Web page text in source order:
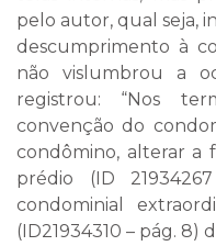
pelo autor, qual seja,
descumprimento à
não vislumbrou a
registrou: “Nos
convenção do
condômino, alterar a
prédio (ID
condominial
(ID21934310 – pág. 8)